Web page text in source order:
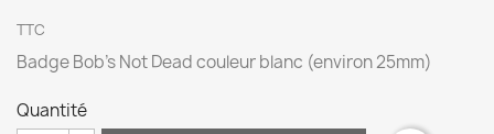
TTC
Badge Bob's Not Dead couleur blanc (environ 25mm)
Quantité